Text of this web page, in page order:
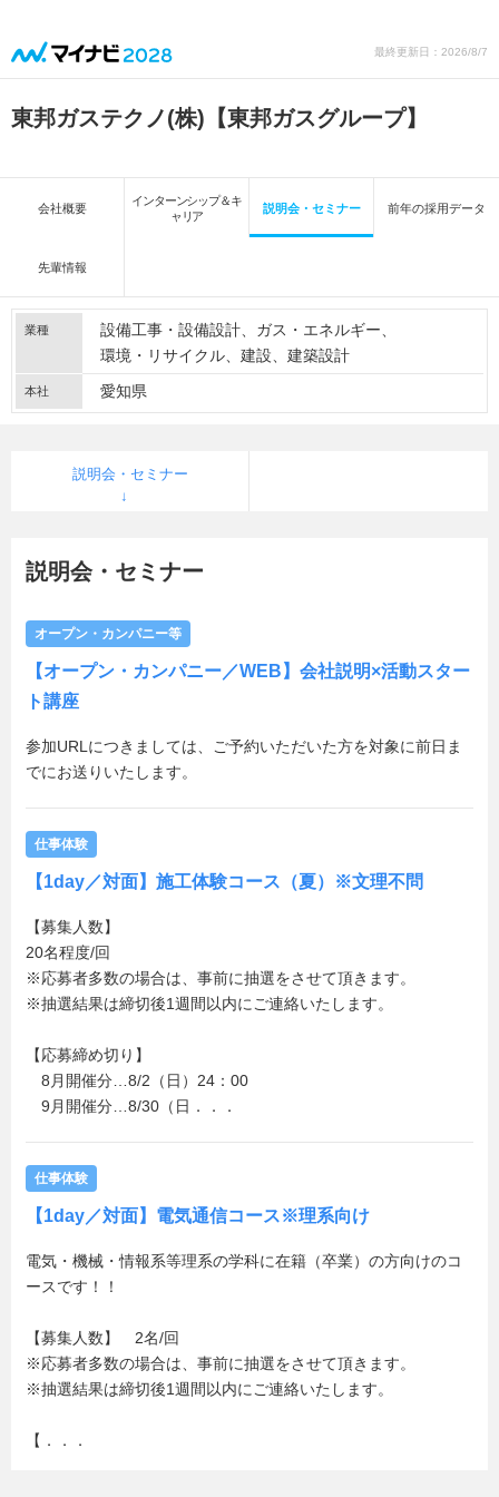
最終更新日：2026/8/7
東邦ガステクノ(株)【東邦ガスグループ】
会社概要
インターンシップ＆キ
ャリア
説明会・セミナー 前年の採用データ
先輩情報
業種 設備工事・設備設計
ガス・エネルギー
環境・リサイクル
建設 建築設計
本社 愛知県
説明会・セミナー
説明会・セミナー
オープン・カンパニー等
【オープン・カンパニー／WEB】会社説明×活動スター
ト講座
参加URLにつきましては、ご予約いただいた方を対象に前日ま
でにお送りいたします。
仕事体験
【1day／対面】施工体験コース（夏）※文理不問
【募集人数】
20名程度/回
※応募者多数の場合は、事前に抽選をさせて頂きます。
※抽選結果は締切後1週間以内にご連絡いたします。
【応募締め切り】
8月開催分…8/2（日）24：00
9月開催分…8/30（日．．．
仕事体験
【1day／対面】電気通信コース※理系向け
電気・機械・情報系等理系の学科に在籍（卒業）の方向けのコ
ースです！！
【募集人数】 2名/回
※応募者多数の場合は、事前に抽選をさせて頂きます。
※抽選結果は締切後1週間以内にご連絡いたします。
【．．．